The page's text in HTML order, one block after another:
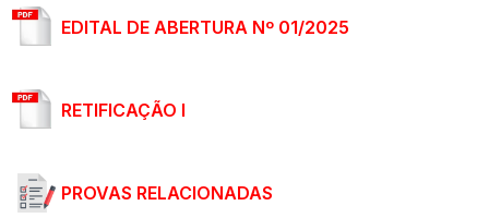
EDITAL DE ABERTURA Nº 01/2025
RETIFICAÇÃO I
PROVAS RELACIONADAS